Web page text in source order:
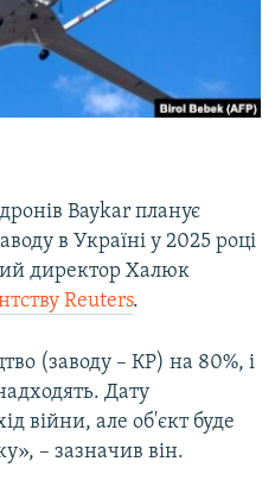
Baykar планує
в Україні у 2025 році
директор Халюк
Reuters.
(заводу – КР) на 80%, і
Дату
війни, але об'єкт буде
– зазначив він.